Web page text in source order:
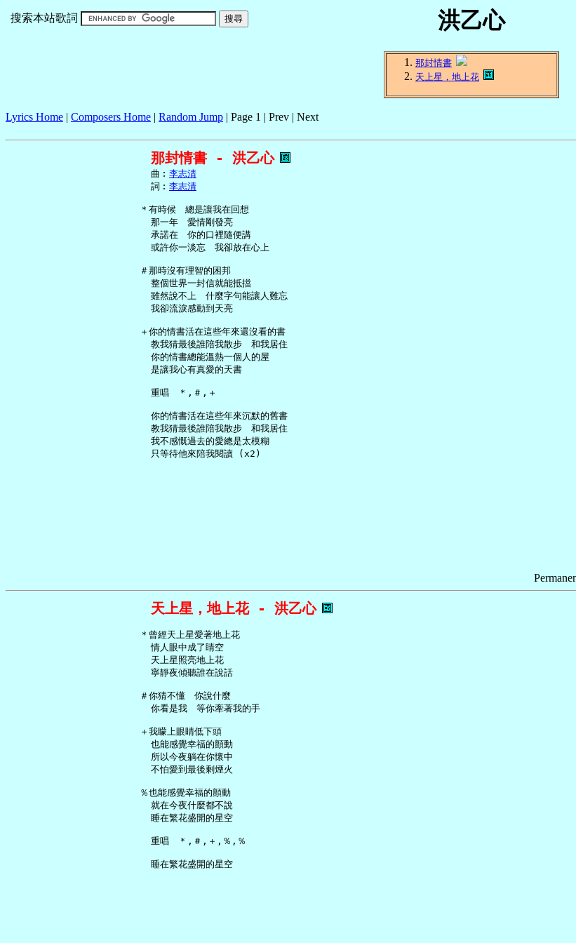
洪乙心
搜索本站歌詞
那封情書
天上星，地上花
Lyrics Home | Composers Home | Random Jump | Page 1 | Prev | Next
那封情書 - 洪乙心
     曲︰
李志清
     詞︰
李志清
   ＊有時候　總是讓我在回想
     那一年　愛情剛發亮
     承諾在　你的口裡隨便講
     或許你一淡忘　我卻放在心上
   ＃那時沒有理智的困邦
     整個世界一封信就能抵擋
     雖然說不上　什麼字句能讓人難忘
     我卻流淚感動到天亮
   ＋你的情書活在這些年來還沒看的書
     教我猜最後誰陪我散步　和我居住
     你的情書總能溫熱一個人的屋
     是讓我心有真愛的天書
     重唱　＊,＃,＋
     你的情書活在這些年來沉默的舊書
     教我猜最後誰陪我散步　和我居住
     我不感慨過去的愛總是太模糊
天上星，地上花 - 洪乙心
   ＊曾經天上星愛著地上花
     情人眼中成了睛空
     天上星照亮地上花
     寧靜夜傾聽誰在說話
   ＃你猜不懂　你說什麼
     你看是我　等你牽著我的手
   ＋我矇上眼睛低下頭
     也能感覺幸福的顫動
     所以今夜躺在你懷中
     不怕愛到最後剩煙火
   ％也能感覺幸福的顫動
     就在今夜什麼都不說
     睡在繁花盛開的星空
     重唱　＊,＃,＋,％,％